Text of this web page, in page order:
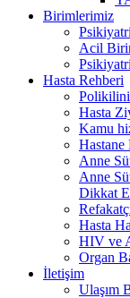
Birimlerimiz
Acil
Hasta Rehberi
Hasta
Kamu
Hastane
Anne
Anne
Dikkat
Hasta
HIV ve
Organ
İletişim
Ulaşım